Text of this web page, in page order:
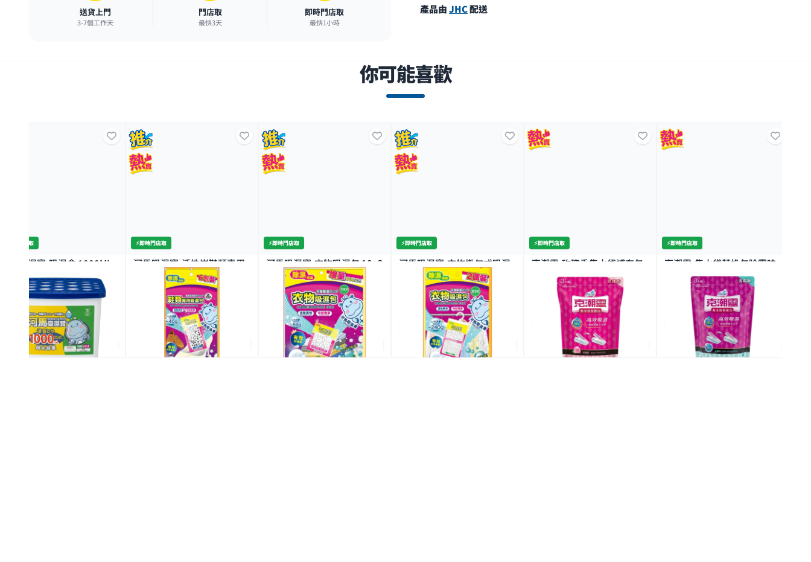
送貨上門
3-7個工作天
門店取
最快3天
即時門店取
最快1小時
產品由JHC配送
你可能喜歡
⚡️即時門店取
河馬吸濕寶-吸濕盒 1000ML
$10.9
3件價 $26/3
全場買4送1(共選5件商品)
⚡️即時門店取
河馬吸濕寶-活性炭鞋類專用
吸濕包6包
$19.9
2件價 $28/2
全場買4送1(共選5件商品)
⚡️即時門店取
河馬吸濕寶-衣物吸濕包 10+2
1K+
$23.9 $29.9
全場買4送1(共選5件商品)
⚡️即時門店取
河馬吸濕寶-衣物掛勾式吸濕
$19.9 $25.9
全場買4送1(共選5件商品)
⚡️即時門店取
克潮靈-玫瑰香集水袋補充包
400MLX3包
$22.9
全場買4送1(共選5件商品)
⚡️即時門店取
克潮靈-集水袋替換包除霉味
400MLX3包
$22.9
全場買4送1(共選5件商品)